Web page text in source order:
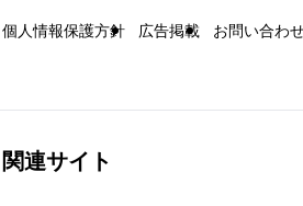
個人情報保護方針 広告掲載 お問い合わ
関連サイト